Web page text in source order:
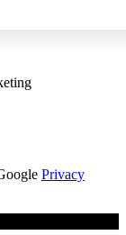
Privacy